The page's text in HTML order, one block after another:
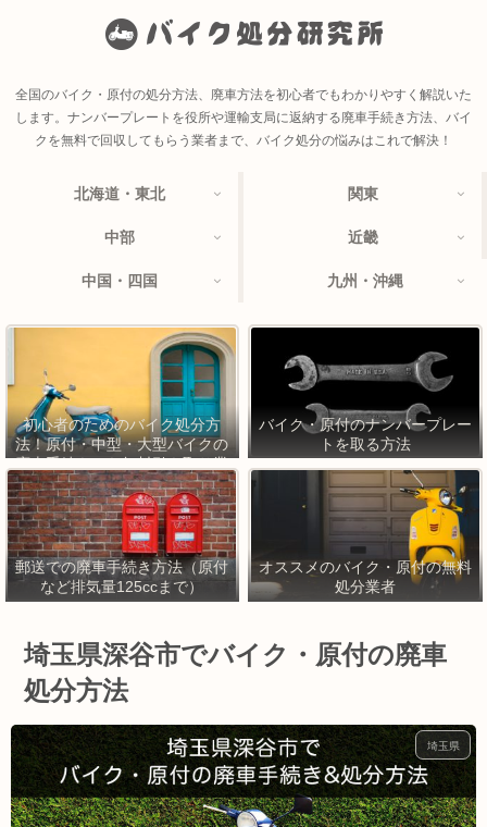
全国のバイク・原付の処分方法、廃車方法を初心者でもわかりやすく解説いた
します。ナンバープレートを役所や運輸支局に返納する廃車手続き方法、バイ
クを無料で回収してもらう業者まで、バイク処分の悩みはこれで解決！
北海道・東北 関東
中部 近畿
中国・四国 九州・沖縄
初心者のためのバイク処分方
法！原付・中型・大型バイクの
廃車手続きから無料引き取り業
者まで
バイク・原付のナンバープレー
トを取る方法
郵送での廃車手続き方法（原付
など排気量125ccまで）
オススメのバイク・原付の無料
処分業者
埼玉県深谷市でバイク・原付の廃車
処分方法
埼玉県